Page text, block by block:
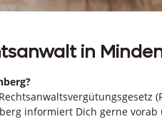
in
informiert Dich gerne